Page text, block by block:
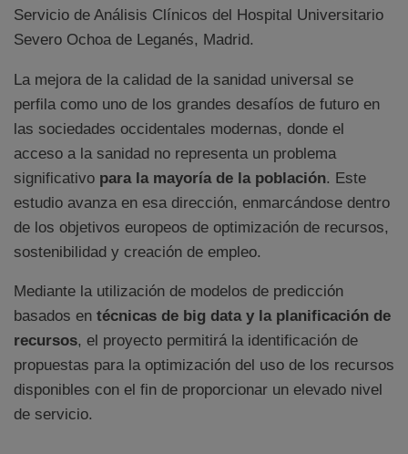
Servicio de Análisis Clínicos del Hospital Universitario
Severo Ochoa de Leganés, Madrid.
La mejora de la calidad de la sanidad universal se
perfila como uno de los grandes desafíos de futuro en
las sociedades occidentales modernas, donde el
acceso a la sanidad no representa un problema
significativo para la mayoría de la población . Este
estudio avanza en esa dirección, enmarcándose dentro
de los objetivos europeos de optimización de recursos,
sostenibilidad y creación de empleo.
Mediante la utilización de modelos de predicción
basados en técnicas de big data y la planificación de
recursos, el proyecto permitirá la identificación de
propuestas para la optimización del uso de los recursos
disponibles con el fin de proporcionar un elevado nivel
de servicio.